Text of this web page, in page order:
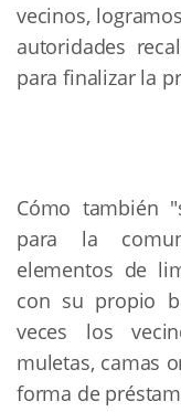
vecinos,
autoridades
para finalizar la
Cómo también
para la
elementos de
con su propio
veces los
muletas, camas
forma de